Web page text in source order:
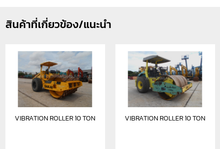
สินค้าที่เกี่ยวข้อง/แนะนำ
VIBRATION ROLLER 10 TON VIBRATION ROLLER 10 TON